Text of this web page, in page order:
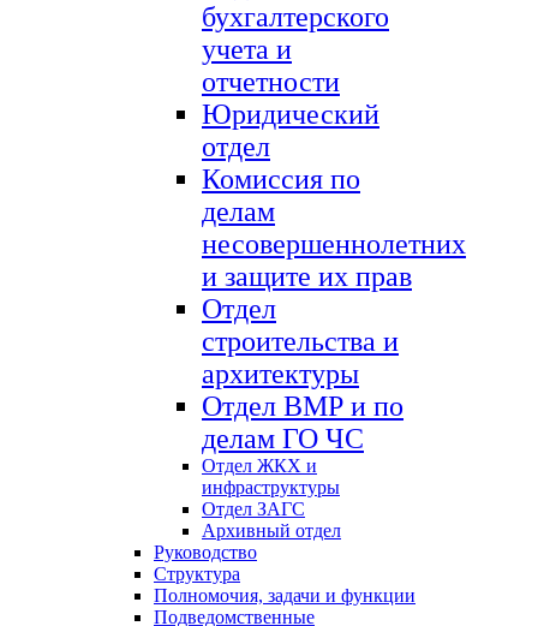
бухгалтерского
учета и
отчетности
Юридический
отдел
Комиссия по
делам
несовершеннолетних
и защите их прав
Отдел
строительства и
архитектуры
Отдел ВМР и по
делам ГО ЧС
Отдел ЖКХ и
инфраструктуры
Отдел ЗАГС
Архивный отдел
Руководство
Структура
Полномочия, задачи и функции
Подведомственные